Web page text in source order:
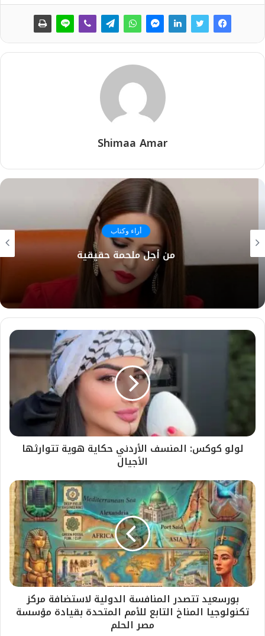
Shimaa Amar
أراء وكتاب
من أجل ملحمة حقيقية
لولو كوكس: المنسف الأردني حكاية هوية تتوارثها
الأجيال
بورسعيد تتصدر المنافسة الدولية لاستضافة مركز
تكنولوجيا المناخ التابع للأمم المتحدة بقيادة مؤسسة
مصر الحلم